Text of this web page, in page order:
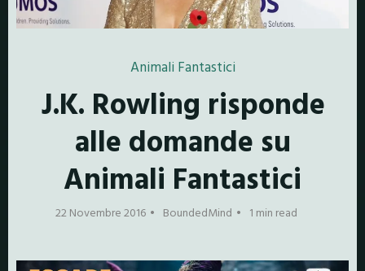
Animali Fantastici
J.K. Rowling risponde
alle domande su
Animali Fantastici
22 Novembre 2016 BoundedMind 1 min read